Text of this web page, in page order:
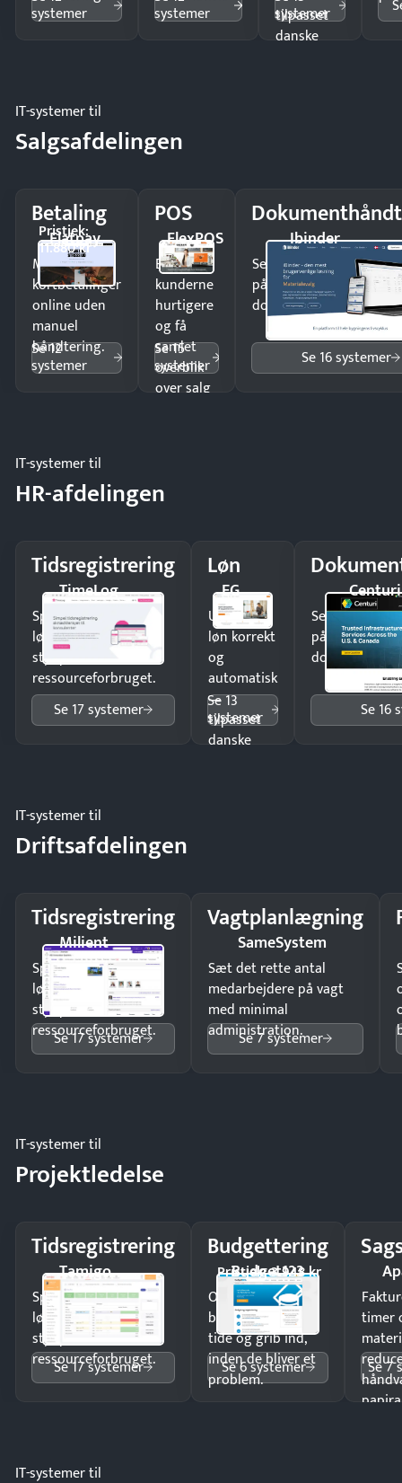
systemer systemer
tilpasset
danske
systemer
IT-systemer til
Salgsafdelingen
Betaling
Flatpay
Pristjek:
11.880 kr
Modtag
kortbetalinger
online uden
manuel
håndtering.
Se 12
systemer
POS
FlexPOS
Ekspedér
kunderne
hurtigere
og få
samlet
overblik
over salg
Se 15
systemer
Ibinder
Send kontrakter til
på minutter og mist
dokumenter.
Se 16 systemer
IT-systemer til
HR-afdelingen
Tidsregistrering
TimeLog
Spar tid på
lønberegning og få
styr på
ressourceforbruget.
Se 17 systemer
Løn
EG
Udbetal
løn korrekt
og
automatisk
—
tilpasset
danske
Se 13
systemer
Centuri
Send
på minutter
dokumenter.
Se 16
IT-systemer til
Driftsafdelingen
Tidsregistrering
Milient
Spar tid på
lønberegning og få
styr på
ressourceforbruget.
Se 17 systemer
Vagtplanlægning
SameSystem
Sæt det rette antal
medarbejdere på vagt
med minimal
administration.
Se 7 systemer
IT-systemer til
Projektledelse
Tidsregistrering
Tamigo
Spar tid på
lønberegning og få
styr på
ressourceforbruget.
Se 17 systemer
Budgettering
Budget123
Pristjek: 3.948 kr
Opdag
budgetafvigelser i
tide og grib ind,
inden de bliver et
problem.
Se 6 systemer
timer
Se 7
IT-systemer til